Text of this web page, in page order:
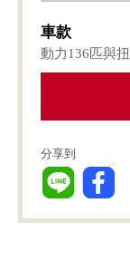
車款
動力136匹與